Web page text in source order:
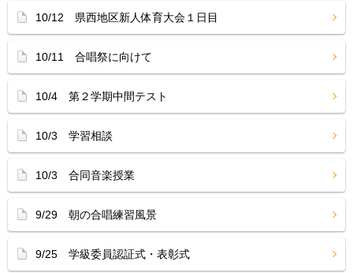
10/12 県西地区新人体育大会１日目
10/11 合唱祭に向けて
10/4 第２学期中間テスト
10/3 学習相談
10/3 合同音楽授業
9/29 朝の合唱練習風景
9/25 学級委員認証式・表彰式